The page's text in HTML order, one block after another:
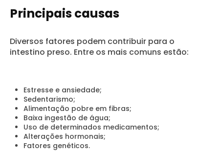
Principais causas
Diversos fatores podem contribuir para o
intestino preso. Entre os mais comuns estão:
Estresse e ansiedade;
Sedentarismo;
Alimentação pobre em fibras;
Baixa ingestão de água;
Uso de determinados medicamentos;
Alterações hormonais;
Fatores genéticos.